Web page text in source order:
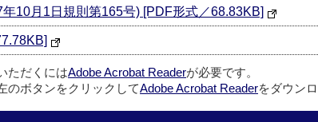
10月1日規則第165号) [PDF形式／68.83KB]
ただくにはAdobe Acrobat Readerが必要です。
のボタンをクリックしてAdobe Acrobat Readerをダウン